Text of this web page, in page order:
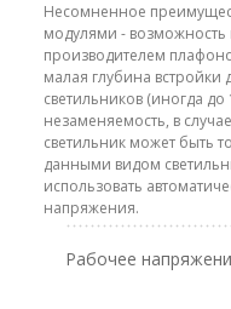
Несомненное
модулями - возможность
производителем
малая глубина встройки
светильников (иногда
незаменяемость, в
светильник может быть
данными видом
использовать
напряжения.
Рабочее